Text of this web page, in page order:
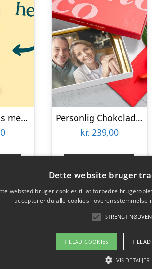
Personligt Krus med Positiv Bedømmelse
Personlig Chokoladeplade med Billede
kr. 239,00
Gå til shop
Dette website bruger
websted bruger cookies til at forbedre
accepterer du alle cookies i overensstemmelse
STRENGT
TILLAD COOKIES TILLAD
VIS DETALJER